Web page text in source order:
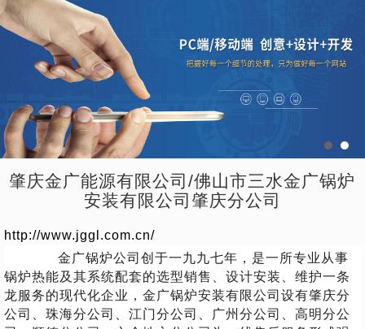
肇庆金广能源有限公司/佛山市三水金广锅炉
安装有限公司肇庆分公司
http://www.jggl.com.cn/
金广锅炉公司创于一九九七年，是一所专业从事
锅炉热能及其系统配套的选型销售、设计安装、维护一条
龙服务的现代化企业，金广锅炉安装有限公司设有肇庆分
公司、珠海分公司、江门分公司、广州分公司、高明分公